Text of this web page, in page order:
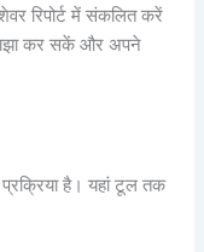
रिपोर्ट में संकलित करें
कर सकें और अपने
प्रक्रिया है। यहां टूल तक